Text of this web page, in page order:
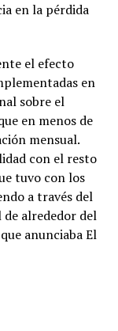
en la pérdida
el efecto
en
sobre el
en menos de
mensual.
con el resto
tuvo con los
a través del
alrededor del
anunciaba El